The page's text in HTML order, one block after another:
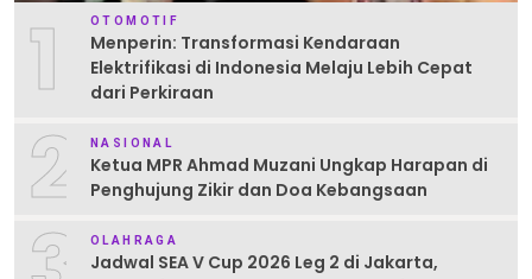
1 OTOMOTIF
Menperin: Transformasi Kendaraan
Elektrifikasi di Indonesia Melaju Lebih Cepat
dari Perkiraan
2 NASIONAL
Ketua MPR Ahmad Muzani Ungkap Harapan di
Penghujung Zikir dan Doa Kebangsaan
OLAHRAGA
Jadwal SEA V Cup 2026 Leg 2 di Jakarta,